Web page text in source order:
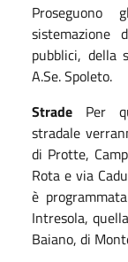
sistemazione
pubblici, della
A.Se. Spoleto.
Strade
Per
stradale
di Protte,
Rota e via
è
Intresola,
Baiano, di